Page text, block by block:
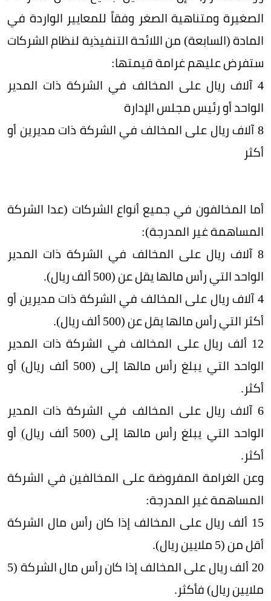
الصغيرة ومتناهية الصغر وفقاً للمعايير الواردة في
المادة (السابعة) من اللائحة التنفيذية لنظام الشركات
ستفرض عليهم غرامة قيمتها:
4 آلاف ريال على المخالف في الشركة ذات المدير
الواحد أو رئيس مجلس الإدارة
8 آلاف ريال على المخالف في الشركة ذات مديرين أو
أكثر
أما المخالفون في جميع أنواع الشركات (عدا الشركة
المساهمة غير المدرجة):
8 آلاف ريال على المخالف في الشركة ذات المدير
الواحد التي رأس مالها يقل عن (500 ألف ريال).
4 آلاف ريال على المخالف في الشركة ذات مديرين أو
أكثر التي رأس مالها يقل عن (500 ألف ريال).
12 ألف ريال على المخالف في الشركة ذات المدير
الواحد التي يبلغ رأس مالها إلى (500 ألف ريال) أو
أكثر.
6 آلاف ريال على المخالف في الشركة ذات المدير
الواحد التي يبلغ رأس مالها إلى (500 ألف ريال) أو
أكثر.
وعن الغرامة المفروضة على المخالفين في الشركة
المساهمة غير المدرجة:
15 ألف ريال على المخالف إذا كان رأس مال الشركة
أقل من (5 ملايين ريال).
20 ألف ريال على المخالف إذا كان رأس مال الشركة (5
ملايين ريال) فأكثر.